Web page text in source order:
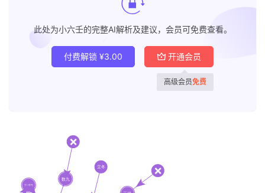
此处为小六壬的完整AI解析及建议，会员可免费查看。
付费解锁 ¥3.00 开通会员
高级会员免费